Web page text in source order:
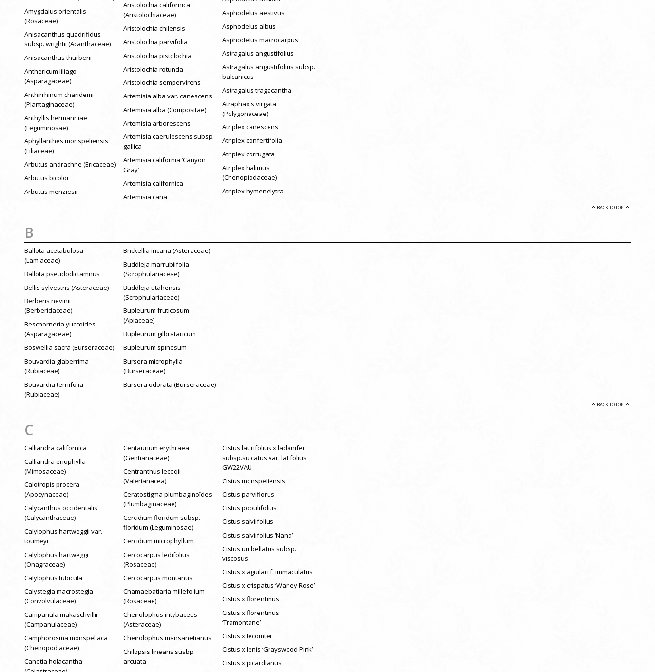
Amygdalus orientalis
(Rosaceae)
Anisacanthus quadrifidus
subsp. wrightii (Acanthaceae)
Anisacanthus thurberii
Anthericum liliago
(Asparagaceae)
Anthirrhinum charidemi
(Plantaginaceae)
Anthyllis hermanniae
(Leguminosae)
Aphyllanthes monspeliensis
(Liliaceae)
Arbutus andrachne (Ericaceae)
Arbutus bicolor
Arbutus menziesii
Aristolochia californica
(Aristolochiaceae)
Aristolochia chilensis
Aristolochia parvifolia
Aristolochia pistolochia
Aristolochia rotunda
Aristolochia sempervirens
Artemisia alba var. canescens
Artemisia alba (Compositae)
Artemisia arborescens
Artemisia caerulescens subsp.
gallica
Artemisia california ‘Canyon
Gray’
Artemisia californica
Artemisia cana
Asphodelus aestivus
Asphodelus albus
Asphodelus macrocarpus
Astragalus angustifolius
Astragalus angustifolius subsp.
balcanicus
Astragalus tragacantha
Atraphaxis virgata
(Polygonaceae)
Atriplex canescens
Atriplex confertifolia
Atriplex corrugata
Atriplex halimus
(Chenopiodaceae)
Atriplex hymenelytra
BACK TO TOP
B
Ballota acetabulosa
(Lamiaceae)
Ballota pseudodictamnus
Bellis sylvestris (Asteraceae)
Berberis nevinii
(Berberidaceae)
Beschorneria yuccoides
(Asparagaceae)
Boswellia sacra (Burseraceae)
Bouvardia glaberrima
(Rubiaceae)
Bouvardia ternifolia
(Rubiaceae)
Brickellia incana (Asteraceae)
Buddleja marrubiifolia
(Scrophulariaceae)
Buddleja utahensis
(Scrophulariaceae)
Bupleurum fruticosum
(Apiaceae)
Bupleurum gilbrataricum
Bupleurum spinosum
Bursera microphylla
(Burseraceae)
Bursera odorata (Burseraceae)
BACK TO TOP
C
Calliandra californica
Calliandra eriophylla
(Mimosaceae)
Calotropis procera
(Apocynaceae)
Calycanthus occidentalis
(Calycanthaceae)
Calylophus hartweggii var.
toumeyi
Calylophus hartweggi
(Onagraceae)
Calylophus tubicula
Calystegia macrostegia
(Convolvulaceae)
Campanula makaschvillii
(Campanulaceae)
Camphorosma monspeliaca
(Chenopodiaceae)
Canotia holacantha
Centaurium erythraea
(Gentianaceae)
Centranthus lecoqii
(Valerianacea)
Ceratostigma plumbaginoïdes
(Plumbaginaceae)
Cercidium floridum subsp.
floridum (Leguminosae)
Cercidium microphyllum
Cercocarpus ledifolius
(Rosaceae)
Cercocarpus montanus
Chamaebatiaria millefolium
(Rosaceae)
Cheirolophus intybaceus
(Asteraceae)
Cheirolophus mansanetianus
Chilopsis linearis susbp.
arcuata
Cistus laurifolius x ladanifer
subsp.sulcatus var. latifolius
GW22VAU
Cistus monspeliensis
Cistus parviflorus
Cistus populifolius
Cistus salviifolius
Cistus salviifolius ‘Nana’
Cistus umbellatus subsp.
viscosus
Cistus x aguilari f. immaculatus
Cistus x crispatus ‘Warley Rose’
Cistus x florentinus
Cistus x florentinus
‘Tramontane’
Cistus x lecomtei
Cistus x lenis ‘Grayswood Pink’
Cistus x picardianus